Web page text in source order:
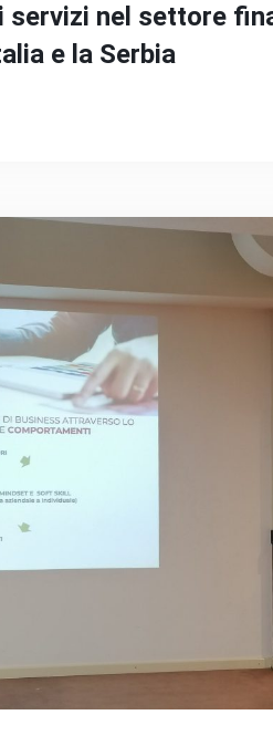
servizi nel settore
e la Serbia